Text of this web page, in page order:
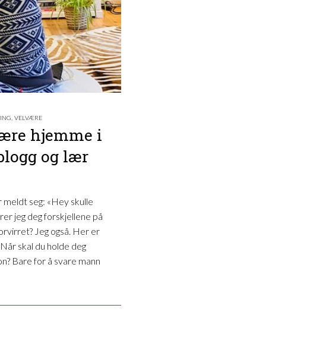
VELVÆRE
hjemme i
og lær
seg: «Hey skulle
jeg deg forskjellene på
Jeg også. Her er
skal du holde deg
Bare for å svare mann